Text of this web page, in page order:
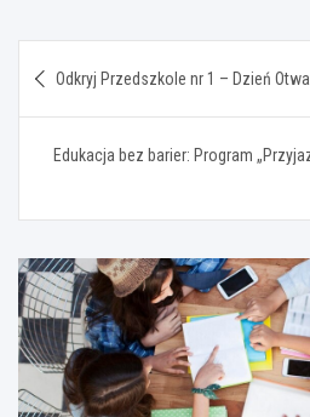
wpisu
Odkryj Przedszkole nr 1 – Dzień
Edukacja bez barier: Program